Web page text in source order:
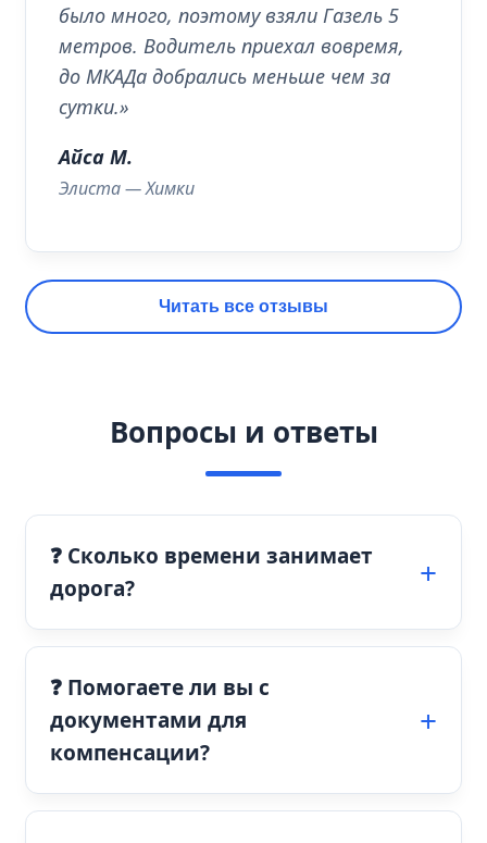
было много, поэтому взяли Газель 5
метров. Водитель приехал вовремя,
до МКАДа добрались меньше чем за
сутки.»
Айса М.
Элиста — Химки
Читать все отзывы
Вопросы и ответы
❓ Сколько времени занимает
дорога?
❓ Помогаете ли вы с
документами для
компенсации?